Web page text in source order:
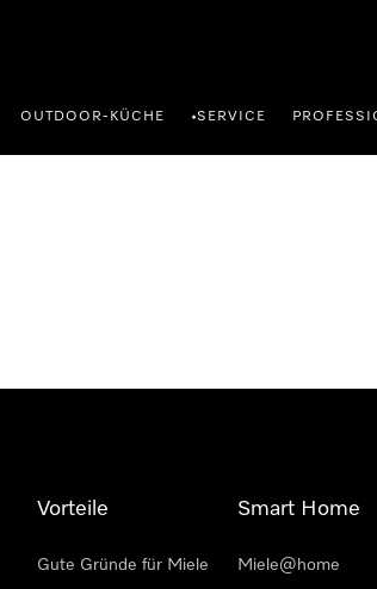
OUTDOOR-KÜCHE •SERVICE
Vorteile
Gute Gründe für Miele
Smart Home
Miele@home